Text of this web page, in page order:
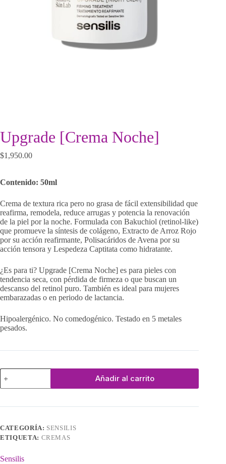
Upgrade [Crema Noche]
$1,950.00
Contenido: 50ml
Crema de textura rica pero no grasa de fácil extensibilidad que
reafirma, remodela, reduce arrugas y potencia la renovación
de la piel por la noche. Formulada con Bakuchiol (retinol-like)
que promueve la síntesis de colágeno, Extracto de Arroz Rojo
por su acción reafirmante, Polisacáridos de Avena por su
acción tensora y Lespedeza Captitata como hidratante.
¿Es para ti? Upgrade [Crema Noche] es para pieles con
tendencia seca, con pérdida de firmeza o que buscan un
descanso del retinol puro. También es ideal para mujeres
embarazadas o en periodo de lactancia.
Hipoalergénico. No comedogénico. Testado en 5 metales
pesados.
Upgrade
[Crema
Noche]
Añadir al carrito
CATEGORÍA: SENSILIS
ETIQUETA: CREMAS
Sensilis